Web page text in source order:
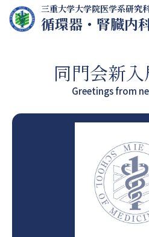
三重大学大学院医学系研究
循環器・腎臓内
同門会新
Greetings from